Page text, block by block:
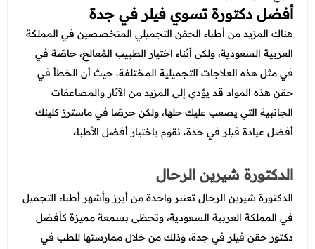
أفضل دكتورة تسوي فيلر في جدة
هناك المزيد من أطباء الحقن التجميلي المتخصصين في المملكة
العربية السعودية، ولكن أثناء اختيار الطبيب المُعالج، خاصًة في
في مثل هذه العلاجات التجميلية المختلفة، حيث أن الخطأ في
حقن هذه المواد قد يؤدي إلى المزيد من الآثار والمضاعفات
الجانبية التي يصعب عليك حلها، ولكن حرصًا في ماسترز كلينك
أفضل عيادة فيلر في جدة، نقوم باختيار أفضل الأطباء
الدكتورة شيرين الرحال
الدكتورة شيرين الرحال تعتبر واحدة من أبرز وأشهر أطباء التجميل
في المملكة العربية السعودية، وتحظى بسمعة مميزة كأفضل
دكتور حقن فيلر في جدة، وذلك من خلال ممارستها للطب في